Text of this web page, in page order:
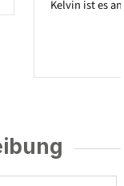
Kelvin ist es